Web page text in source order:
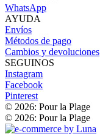
WhatsApp
AYUDA
Envíos
Métodos de pago
Cambios y devoluciones
SEGUINOS
Instagram
Facebook
Pinterest
© 2026: Pour la Plage
© 2026: Pour la Plage